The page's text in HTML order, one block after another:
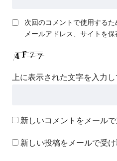
次回のコメントで使用するた
メールアドレス、サイトを保
上に表示された文字を入力し
新しいコメントをメール
新しい投稿をメールで受け